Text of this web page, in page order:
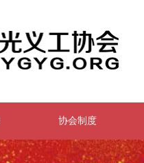
协会制度